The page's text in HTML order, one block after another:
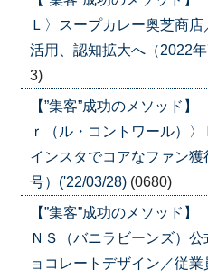
Ｌ〉スープカレー奥芝商
活用、認知拡大へ（2022
3)
【”集客”成功のメソッド
ｒ（ル・コントワール）
インスタでコアなファン
号）('22/03/28) (0680)
【”集客”成功のメソッド
ＮＳ（バニラビーンズ）
ョコレートデザイン／従